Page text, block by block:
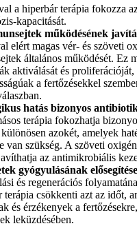
a hiperbár terápia fokozza
kapacitását.
működésének
elért magas vér- és szöveti
általános működését. Ez
aktiválását és proliferációját,
a fertőzésekkel
hatás bizonyos
terápia fokozhatja
különösen azokét, amelyek
van szükség. A szöveti
az antimikrobiális
gyógyulásának
és regenerációs
terápia csökkenti azt az időt,
és érzékenyek a
leküzdésében.